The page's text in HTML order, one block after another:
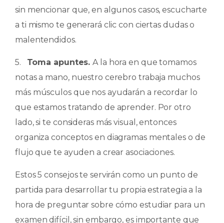
sin mencionar que, en algunos casos, escucharte
a ti mismo te generará clic con ciertas dudas o
malentendidos.
5. Toma apuntes.A la hora en que tomamos
notas a mano, nuestro cerebro trabaja muchos
más músculos que nos ayudarán a recordar lo
que estamos tratando de aprender. Por otro
lado, si te consideras más visual, entonces
organiza conceptos en diagramas mentales o de
flujo que te ayuden a crear asociaciones.
Estos 5 consejos te servirán como un punto de
partida para desarrollar tu propia estrategia a la
hora de preguntar sobre cómo estudiar para un
examen difícil, sin embargo, es importante que